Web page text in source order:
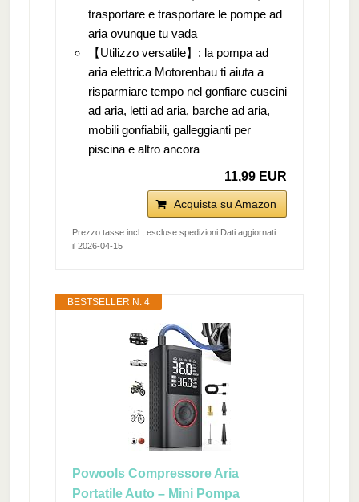
trasportare e trasportare le pompe ad
aria ovunque tu vada
【Utilizzo versatile】: la pompa ad
aria elettrica Motorenbau ti aiuta a
risparmiare tempo nel gonfiare cuscini
ad aria, letti ad aria, barche ad aria,
mobili gonfiabili, galleggianti per
piscina e altro ancora
11,99 EUR
Acquista su Amazon
Prezzo tasse incl., escluse spedizioni Dati aggiornati
il 2026-04-15
BESTSELLER N. 4
Powools Compressore Aria
Portatile Auto – Mini Pompa